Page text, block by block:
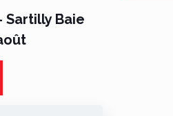
Sartilly Baie